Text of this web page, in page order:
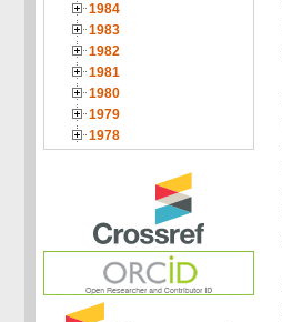
1984
1983
1982
1981
1980
1979
1978